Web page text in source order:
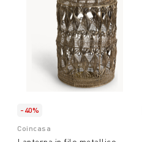
-40%
Coincasa